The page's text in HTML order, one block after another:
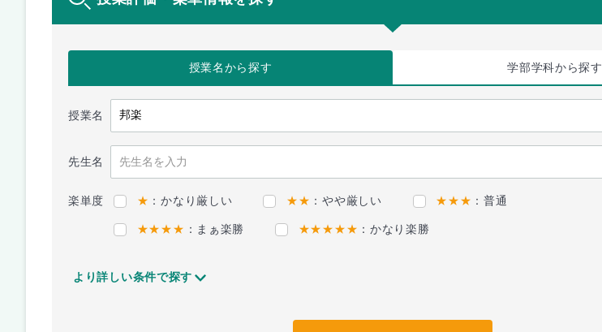
授業名から探す 学部学科から探す
授業名
先生名
楽単度 ★ ：かなり厳しい ★★ ：やや厳しい ★★★ ：普通
★★★★ ：まぁ楽勝 ★★★★★ ：かなり楽勝
より詳しい条件で探す